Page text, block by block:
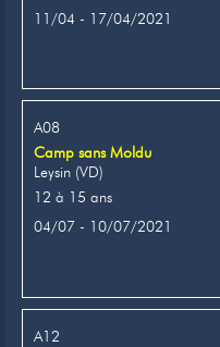
11/04 - 17/04/2021
A08
Camp sans Moldu
Leysin (VD)
12 à 15 ans
04/07 - 10/07/2021
A12